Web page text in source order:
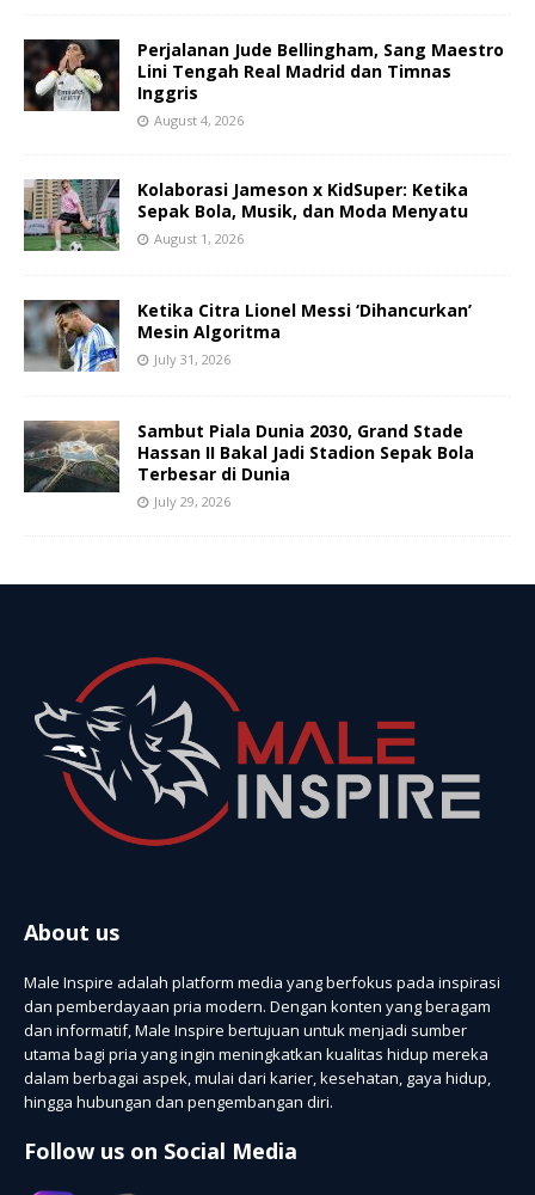
Perjalanan Jude Bellingham, Sang Maestro
Lini Tengah Real Madrid dan Timnas
Inggris
August 4, 2026
Kolaborasi Jameson x KidSuper: Ketika
Sepak Bola, Musik, dan Moda Menyatu
August 1, 2026
Ketika Citra Lionel Messi ‘Dihancurkan’
Mesin Algoritma
July 31, 2026
Sambut Piala Dunia 2030, Grand Stade
Hassan II Bakal Jadi Stadion Sepak Bola
Terbesar di Dunia
July 29, 2026
About us
Male Inspire adalah platform media yang berfokus pada inspirasi
dan pemberdayaan pria modern. Dengan konten yang beragam
dan informatif, Male Inspire bertujuan untuk menjadi sumber
utama bagi pria yang ingin meningkatkan kualitas hidup mereka
dalam berbagai aspek, mulai dari karier, kesehatan, gaya hidup,
hingga hubungan dan pengembangan diri.
Follow us on Social Media